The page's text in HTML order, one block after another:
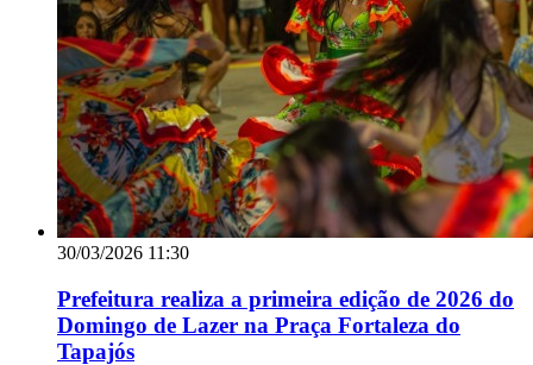
30/03/2026 11:30
Prefeitura realiza a primeira edição de 2026 do
Domingo de Lazer na Praça Fortaleza do
Tapajós